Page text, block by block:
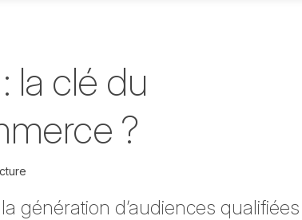
la clé du
?
génération d’audiences qualifiées